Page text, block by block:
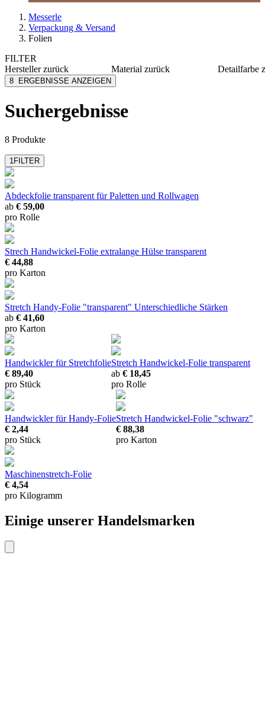
Messerle
Verpackung & Versand
Folien
FILTER
Herstellerzurück
Factory
Material zurück
Detailfarbe
8 ERGEBNISSE ANZEIGEN
Suchergebnisse
8 Produkte
1FILTER
Abdeckfolie transparent für Paletten und Rollwagen
ab € 59,00
pro Rolle
Strech Handwickel-Folie extralange Hülse transparent
€ 44,88
pro Karton
Stretch Handy-Folie "transparent" Unterschiedliche Stärken
ab € 41,60
pro Karton
Handwickler für Stretchfolie
€ 89,40
pro Stück
Stretch Handwickel-Folie transparent
ab € 18,45
pro Rolle
Handwickler für Handy-Folie
€ 2,44
pro Stück
Stretch Handwickel-Folie "schwarz"
€ 88,38
pro Karton
Maschinenstretch-Folie
€ 4,54
pro Kilogramm
Einige unserer Handelsmarken